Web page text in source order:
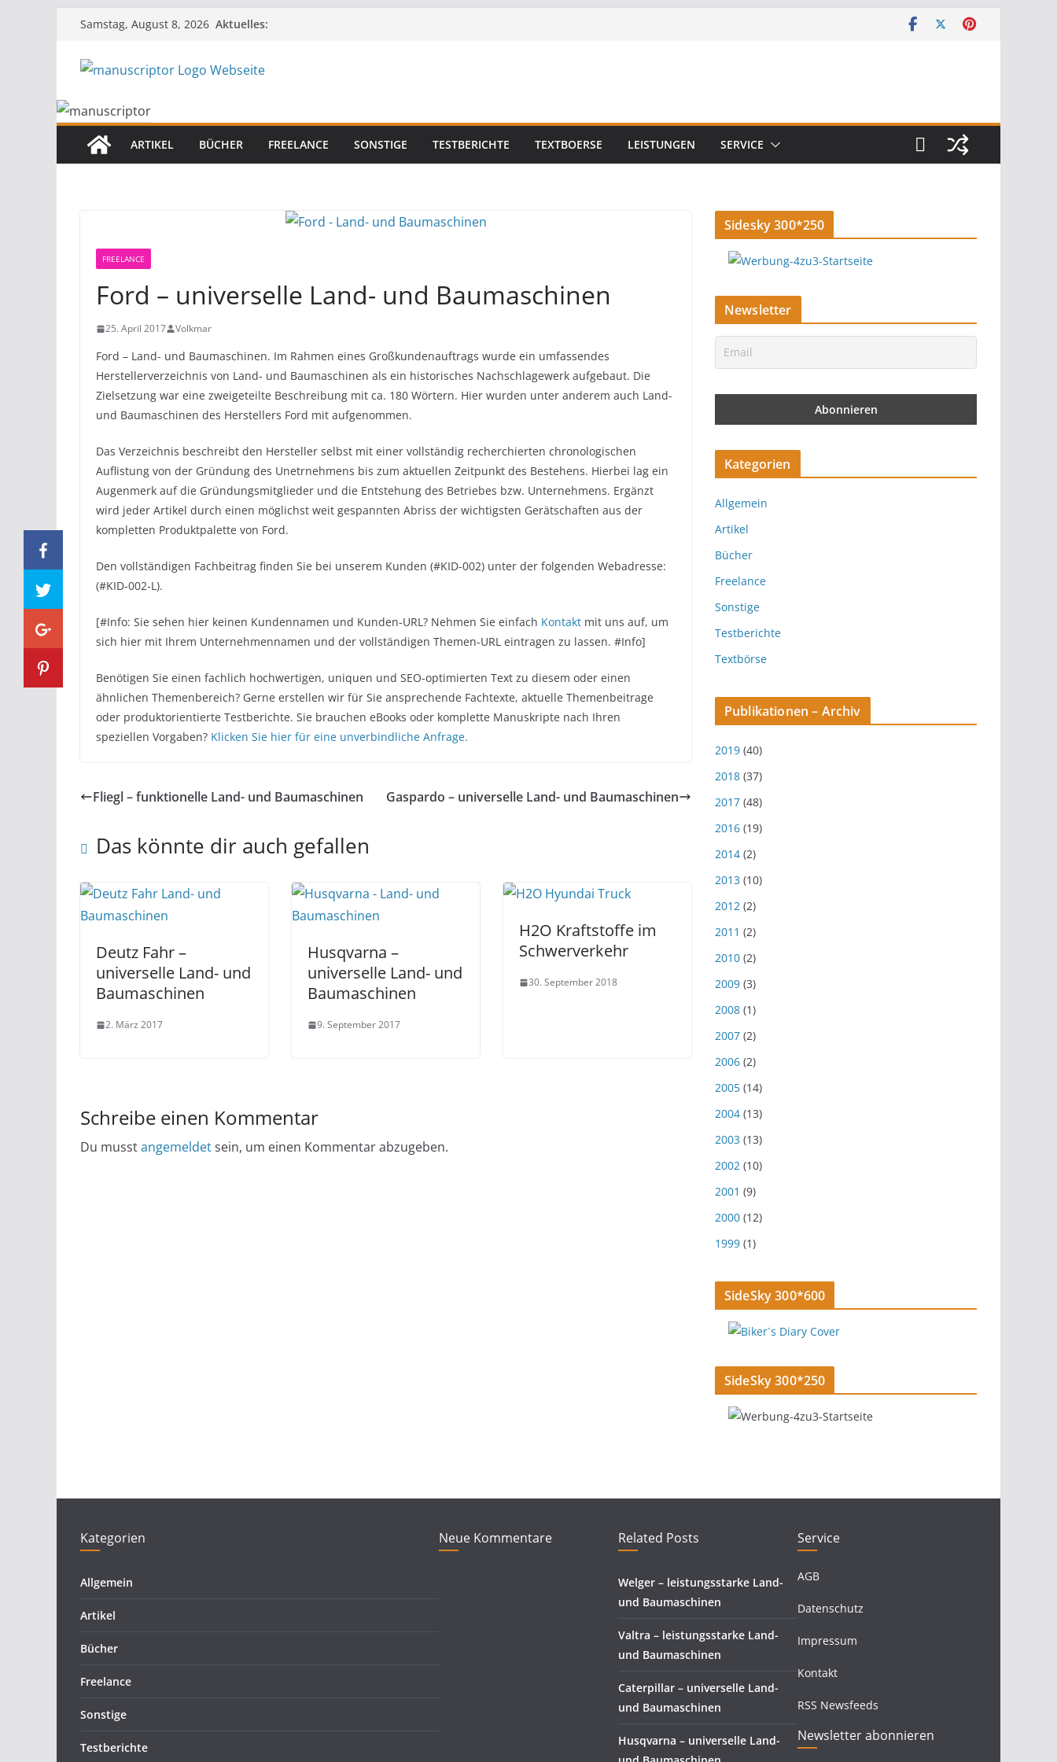
Samstag, August 8, 2026 Aktuelles:
ARTIKEL BÜCHER FREELANCE SONSTIGE TESTBERICHTE TEXTBOERSE LEISTUNGEN SERVICE
FREELANCE
Ford – universelle Land- und Baumaschinen
25. April 2017 Volkmar
Ford – Land- und Baumaschinen. Im Rahmen eines Großkundenauftrags wurde ein umfassendes
Herstellerverzeichnis von Land- und Baumaschinen als ein historisches Nachschlagewerk aufgebaut. Die
Zielsetzung war eine zweigeteilte Beschreibung mit ca. 180 Wörtern. Hier wurden unter anderem auch Land-
und Baumaschinen des Herstellers Ford mit aufgenommen.
Das Verzeichnis beschreibt den Hersteller selbst mit einer vollständig recherchierten chronologischen
Auflistung von der Gründung des Unetrnehmens bis zum aktuellen Zeitpunkt des Bestehens. Hierbei lag ein
Augenmerk auf die Gründungsmitglieder und die Entstehung des Betriebes bzw. Unternehmens. Ergänzt
wird jeder Artikel durch einen möglichst weit gespannten Abriss der wichtigsten Gerätschaften aus der
kompletten Produktpalette von Ford.
Den vollständigen Fachbeitrag finden Sie bei unserem Kunden (#KID-002) unter der folgenden Webadresse:
(#KID-002-L).
[#Info: Sie sehen hier keinen Kundennamen und Kunden-URL? Nehmen Sie einfach Kontakt mit uns auf, um
sich hier mit Ihrem Unternehmennamen und der vollständigen Themen-URL eintragen zu lassen. #Info]
Benötigen Sie einen fachlich hochwertigen, uniquen und SEO-optimierten Text zu diesem oder einen
ähnlichen Themenbereich? Gerne erstellen wir für Sie ansprechende Fachtexte, aktuelle Themenbeitrage
oder produktorientierte Testberichte. Sie brauchen eBooks oder komplette Manuskripte nach Ihren
speziellen Vorgaben? Klicken Sie hier für eine unverbindliche Anfrage.
Fliegl – funktionelle Land- und Baumaschinen Gaspardo – universelle Land- und Baumaschinen
Das könnte dir auch gefallen
Deutz Fahr –
universelle Land- und
Baumaschinen
2. März 2017
Husqvarna –
universelle Land- und
Baumaschinen
9. September 2017
H2O Kraftstoffe im
Schwerverkehr
30. September 2018
Schreibe einen Kommentar
Du musstangemeldetsein, um einen Kommentar abzugeben.
Sidesky 300*250
Newsletter
Kategorien
Allgemein
Artikel
Bücher
Freelance
Sonstige
Testberichte
Textbörse
Publikationen – Archiv
2019 (40)
2018 (37)
2017 (48)
2016 (19)
2014 (2)
2013 (10)
2012 (2)
2011 (2)
2010 (2)
2009 (3)
2008 (1)
2007 (2)
2006 (2)
2005 (14)
2004 (13)
2003 (13)
2002 (10)
2001 (9)
2000 (12)
1999 (1)
SideSky 300*600
SideSky 300*250
Kategorien
Allgemein
Artikel
Bücher
Freelance
Sonstige
Testberichte
Neue Kommentare Related Posts
Welger – leistungsstarke Land-
und Baumaschinen
Valtra – leistungsstarke Land-
und Baumaschinen
Caterpillar – universelle Land-
und Baumaschinen
Husqvarna – universelle Land-
Service
AGB
Datenschutz
Impressum
Kontakt
RSS Newsfeeds
Newsletter abonnieren